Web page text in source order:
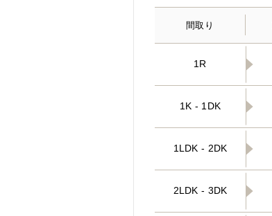
間取り
1R
1K - 1DK
1LDK - 2DK
2LDK - 3DK